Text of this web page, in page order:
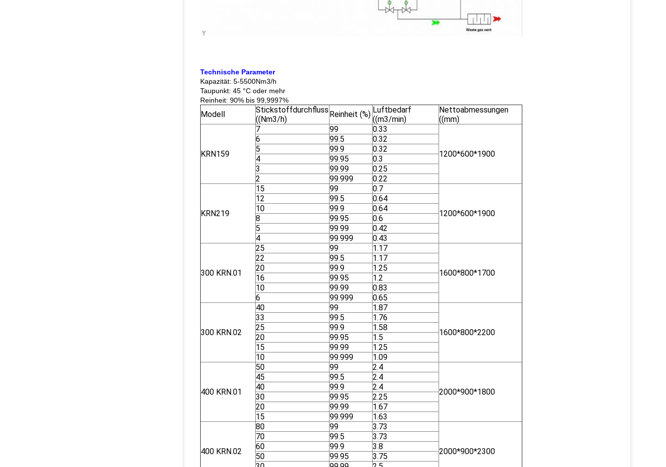
Technische Parameter
Kapazität: 5-5500Nm3/h
Taupunkt: 45 °C oder mehr
Reinheit: 90% bis 99,9997%
Modell
Stickstoffdurchfluss
((Nm3/h)
Reinheit (%) Luftbedarf
((m3/min)
Nettoabmessungen
((mm)
KRN159
7 99 0.33
1200*600*1900
6 99.5
0.32
5
99.9
0.32
4
99.95
0.3
3
99.99
0.25
2
99.999 0.22
KRN219
15 99 0.7
1200*600*1900
12 99.5
0.64
10
99.9
0.64
8
99.95
0.6
5
99.99
0.42
4
99.999 0.43
300 KRN.01
25 99 1.17
1600*800*1700
22 99.5
1.17
20
99.9
1.25
16
99.95
1.2
10
99.99
0.83
6
99.999 0.65
300 KRN.02
40 99 1.87
1600*800*2200
33 99.5
1.76
25
99.9
1.58
20
99.95
1.5
15
99.99
1.25
10
99.999 1.09
400 KRN.01
50 99 2.4
2000*900*1800
45 99.5
2.4
40
99.9
2.4
30
99.95
2.25
20
99.99
1.67
15
99.999 1.63
400 KRN.02
80 99 3.73
2000*900*2300
70 99.5
3.73
60
99.9
3.8
50
99.95
3.75